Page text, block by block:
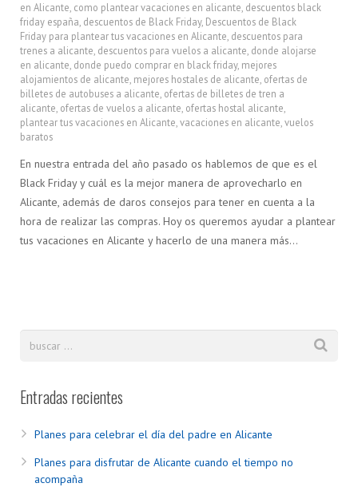
en Alicante como plantear vacaciones en alicante descuentos black
friday españa descuentos de Black Friday, Descuentos de Black
Friday para plantear tus vacaciones en Alicante descuentos para
trenes a alicante descuentos para vuelos a alicante donde alojarse
en alicante donde puedo comprar en black friday, mejores
alojamientos de alicante mejores hostales de alicante ofertas de
billetes de autobuses a alicante ofertas de billetes de tren a
alicante ofertas de vuelos a alicante ofertas hostal alicante
plantear tus vacaciones en Alicante vacaciones en alicante vuelos
baratos
En nuestra entrada del año pasado os hablemos de que es el
Black Friday y cuál es la mejor manera de aprovecharlo en
Alicante, además de daros consejos para tener en cuenta a la
hora de realizar las compras. Hoy os queremos ayudar a plantear
tus vacaciones en Alicante y hacerlo de una manera más…
Entradas recientes
Planes para celebrar el día del padre en Alicante
Planes para disfrutar de Alicante cuando el tiempo no
acompaña